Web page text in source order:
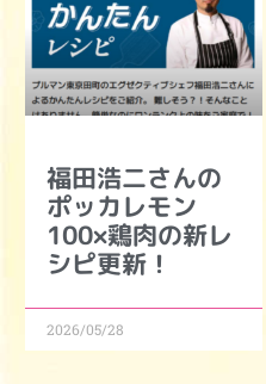
福田浩二さんの
ポッカレモン
100×鶏肉の新レ
シピ更新！
2026/05/28